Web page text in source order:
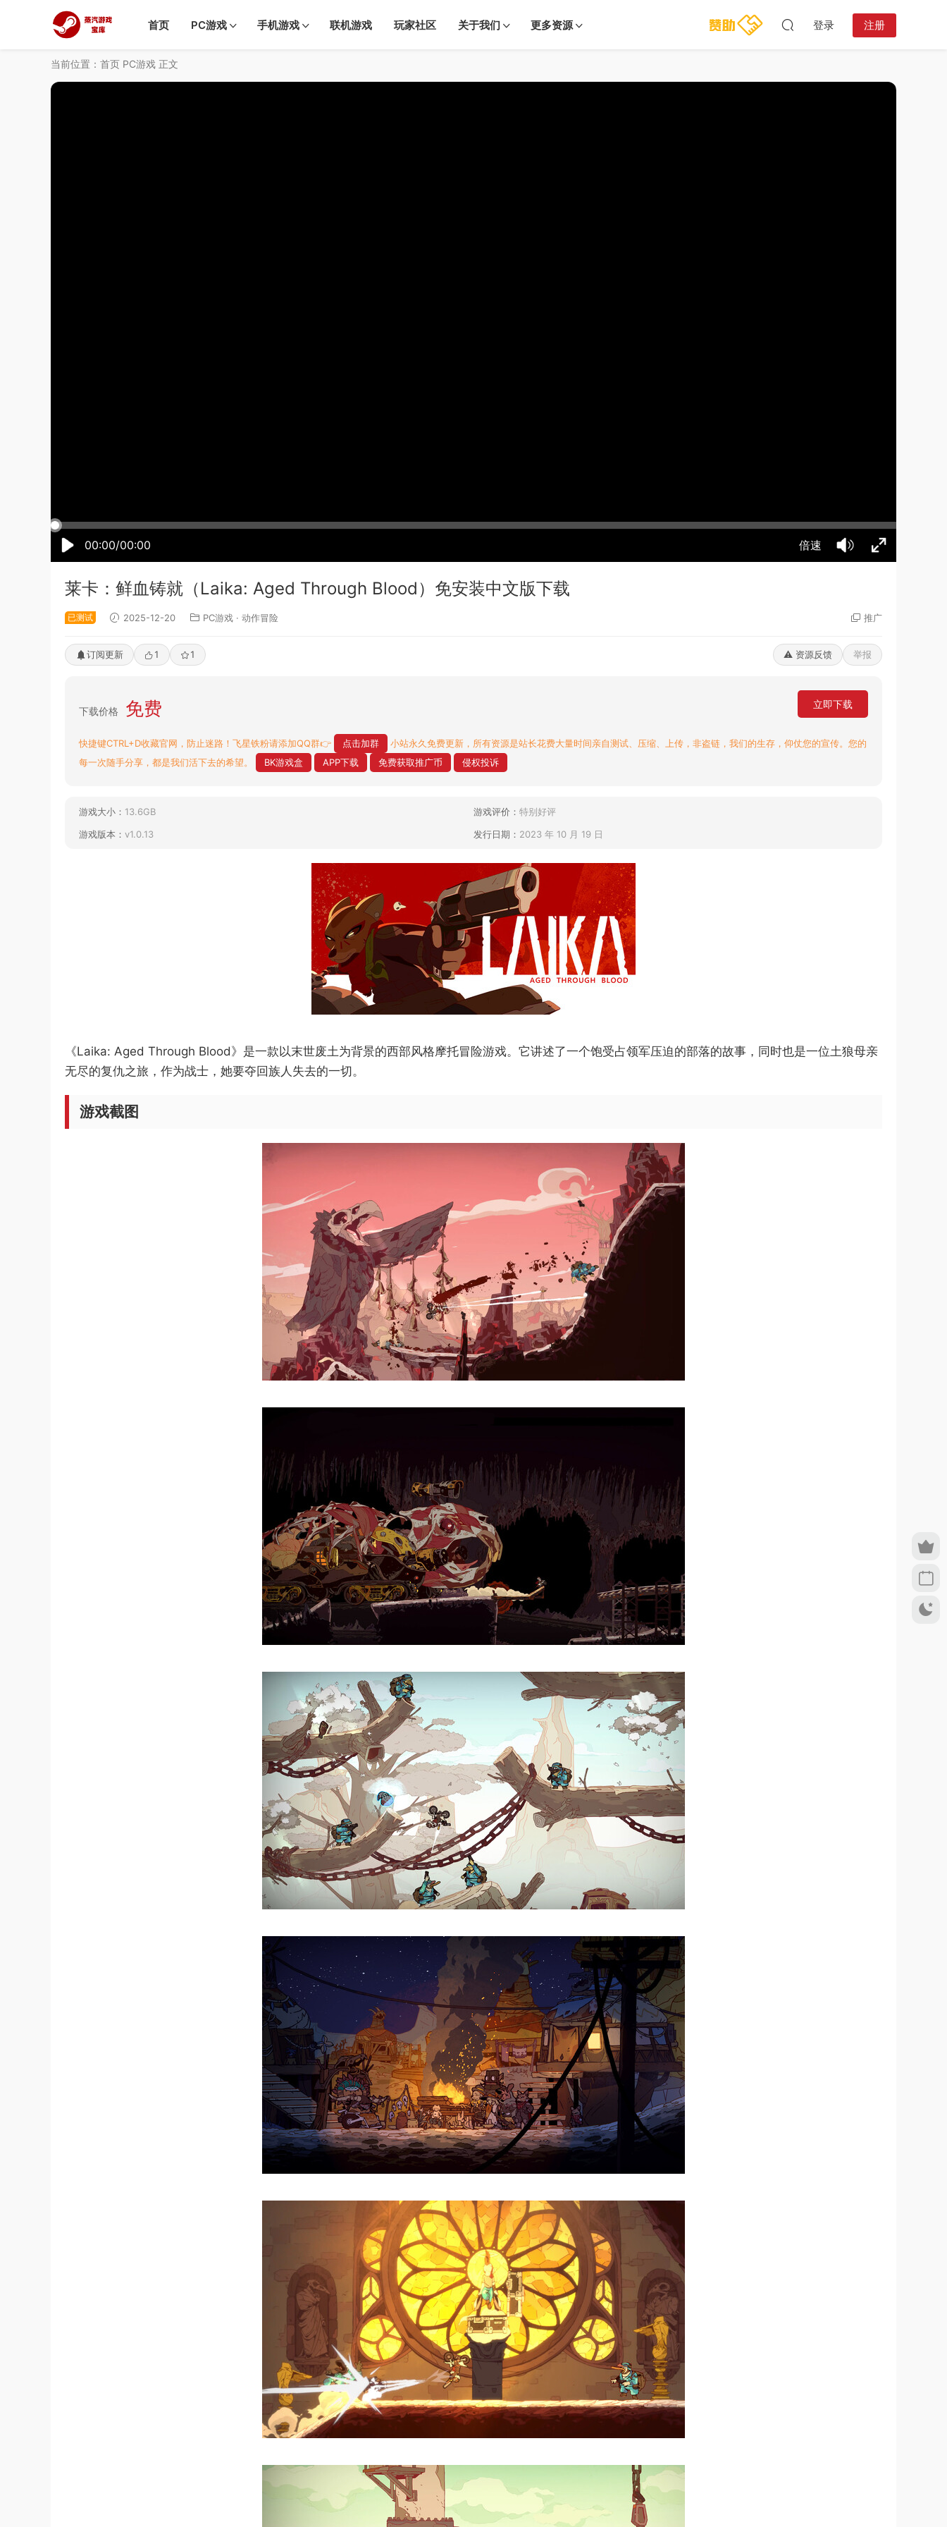
首页 PC游戏 手机游戏 联机游戏 玩家社区 关于我们 更多资源 登录 注册
当前位置： 首页 PC游戏 正文
00:00/00:00 倍速
50% 75% 100%
莱卡：鲜血铸就（Laika: Aged Through Blood）免安装中文版下载
已测试 2025-12-20 PC游戏 · 动作冒险 推广
订阅更新 1 1 ⚠️ 资源反馈 举报
下载价格 免费 立即下载
快捷键CTRL+D收藏官网，防止迷路！飞星铁粉请添加QQ群👉 点击加群
小站永久免费更新，所有资源是站长花费大量时间亲自测试、压缩、上传，非盗链，我们的生存，仰仗您的宣传。您的
每一次随手分享，都是我们活下去的希望。
BK游戏盒 APP下载 免费获取推广币 侵权投诉
游戏大小： 13.6GB 游戏评价： 特别好评
游戏版本： v1.0.13 发行日期： 2023 年 10 月 19 日
《Laika: Aged Through Blood》是一款以末世废土为背景的西部风格摩托冒险游戏。它讲述了一个饱受占领军压迫的部落的故事，同时也是一位土狼母亲
无尽的复仇之旅，作为战士，她要夺回族人失去的一切。
游戏截图